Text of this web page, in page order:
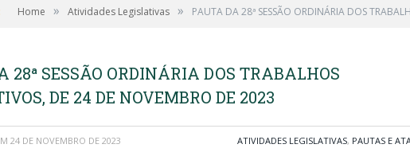
Home » Atividades Legislativas » PAUTA DA 28ª SESSÃO ORDINÁRIA DOS
28ª SESSÃO ORDINÁRIA DOS TRABALHOS
DE 24 DE NOVEMBRO DE 2023
24 DE NOVEMBRO DE 2023 ATIVIDADES LEGISLATIVAS, PAUTAS E